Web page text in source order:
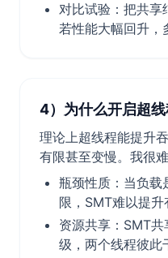
对比试验：把共享
若性能大幅回升，
4）为什么开启超
理论上超线程能提升
有限甚至变慢。我很
瓶颈性质：当负载
限，SMT难以提升
资源共享：SMT
级，两个线程彼此